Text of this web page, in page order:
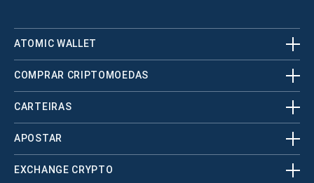
ATOMIC WALLET
COMPRAR CRIPTOMOEDAS
CARTEIRAS
APOSTAR
EXCHANGE CRYPTO